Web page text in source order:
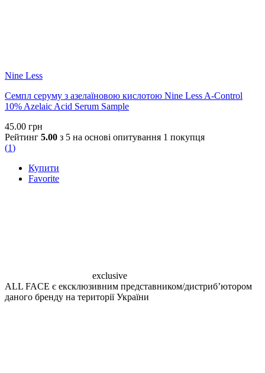
Nine Less
Семпл серуму з азелаїновою кислотою Nine Less A-Control
10% Azelaic Acid Serum Sample
45.00 грн
Рейтинг 5.00 з 5 на основі опитування 1 покупця
(1)
Купити
Favorite
exclusive
ALL FACE є ексклюзивним представником/дистрибʼютором
даного бренду на території України